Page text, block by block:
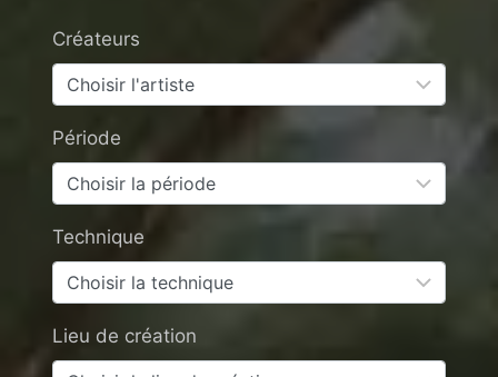
Créateurs
Période
Technique
Lieu de création